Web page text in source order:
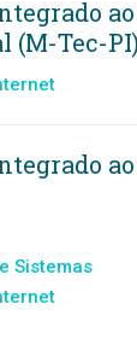
(M-Tec-PI)
Sistemas